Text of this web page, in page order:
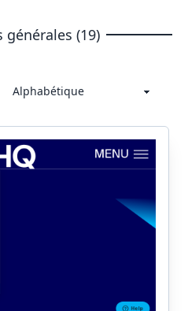
(19)